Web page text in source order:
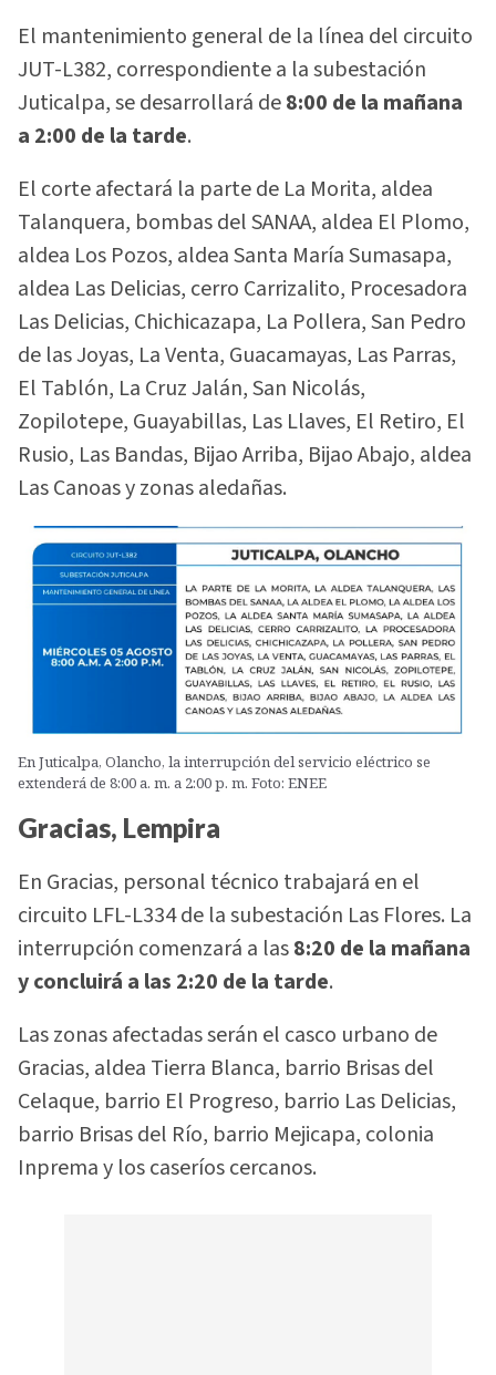
El mantenimiento general de la línea del circuito
JUT-L382, correspondiente a la subestación
Juticalpa, se desarrollará de8:00 de la mañana
a 2:00 de la tarde.
El corte afectará la parte de La Morita, aldea
Talanquera, bombas del SANAA, aldea El Plomo,
aldea Los Pozos, aldea Santa María Sumasapa,
aldea Las Delicias, cerro Carrizalito, Procesadora
Las Delicias, Chichicazapa, La Pollera, San Pedro
de las Joyas, La Venta, Guacamayas, Las Parras,
El Tablón, La Cruz Jalán, San Nicolás,
Zopilotepe, Guayabillas, Las Llaves, El Retiro, El
Rusio, Las Bandas, Bijao Arriba, Bijao Abajo, aldea
Las Canoas y zonas aledañas.
En Juticalpa, Olancho, la interrupción del servicio eléctrico se
extenderá de 8:00 a. m. a 2:00 p. m. Foto: ENEE
Gracias, Lempira
En Gracias, personal técnico trabajará en el
circuito LFL-L334 de la subestación Las Flores. La
interrupción comenzará a las8:20 de la mañana
y concluirá a las 2:20 de la tarde.
Las zonas afectadas serán el casco urbano de
Gracias, aldea Tierra Blanca, barrio Brisas del
Celaque, barrio El Progreso, barrio Las Delicias,
barrio Brisas del Río, barrio Mejicapa, colonia
Inprema y los caseríos cercanos.